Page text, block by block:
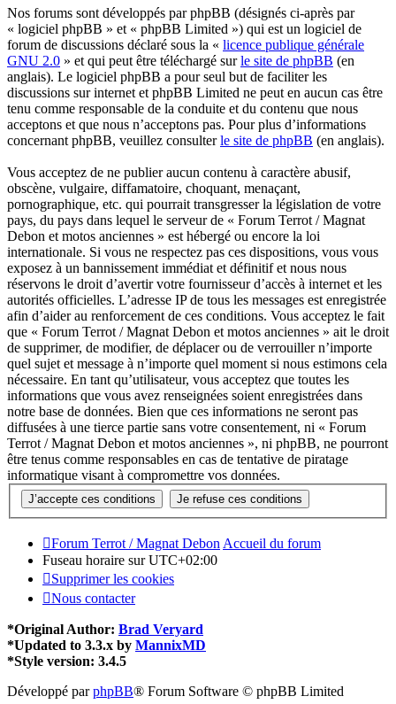
Nos forums sont développés par phpBB (désignés ci-après par
« logiciel phpBB » et « phpBB Limited ») qui est un logiciel de
forum de discussions déclaré sous la « licence publique générale
GNU 2.0 » et qui peut être téléchargé surle site de phpBB (en
anglais). Le logiciel phpBB a pour seul but de faciliter les
discussions sur internet et phpBB Limited ne peut en aucun cas être
tenu comme responsable de la conduite et du contenu que nous
acceptons et que nous n’acceptons pas. Pour plus d’informations
concernant phpBB, veuillez consulterle site de phpBB (en anglais).
Vous acceptez de ne publier aucun contenu à caractère abusif,
obscène, vulgaire, diffamatoire, choquant, menaçant,
pornographique, etc. qui pourrait transgresser la législation de votre
pays, du pays dans lequel le serveur de « Forum Terrot / Magnat
Debon et motos anciennes » est hébergé ou encore la loi
internationale. Si vous ne respectez pas ces dispositions, vous vous
exposez à un bannissement immédiat et définitif et nous nous
réservons le droit d’avertir votre fournisseur d’accès à internet et les
autorités officielles. L’adresse IP de tous les messages est enregistrée
afin d’aider au renforcement de ces conditions. Vous acceptez le fait
que « Forum Terrot / Magnat Debon et motos anciennes » ait le droit
de supprimer, de modifier, de déplacer ou de verrouiller n’importe
quel sujet et message à n’importe quel moment si nous estimons cela
nécessaire. En tant qu’utilisateur, vous acceptez que toutes les
informations que vous avez renseignées soient enregistrées dans
notre base de données. Bien que ces informations ne seront pas
diffusées à une tierce partie sans votre consentement, ni « Forum
Terrot / Magnat Debon et motos anciennes », ni phpBB, ne pourront
être tenus comme responsables en cas de tentative de piratage
informatique visant à compromettre vos données.
Forum Terrot / Magnat DebonAccueil du forum
Fuseau horaire surUTC+02:00
Supprimer les cookies
Nous contacter
*Original Author: Brad Veryard
*Updated to 3.3.x by MannixMD
*Style version: 3.4.5
Développé parphpBB® Forum Software © phpBB Limited